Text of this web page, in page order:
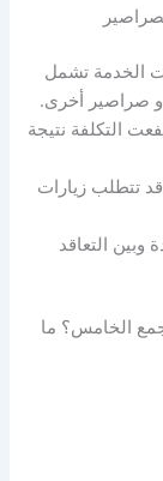
الخدمة تشمل
أو صراصير أخرى.
التكلفة نتيجة
تتطلب زيارات
التعاقد
الخامس؟ ما